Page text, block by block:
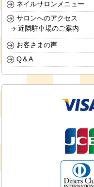
ネイルサロンメニュー
サロンへのアクセス
近隣駐車場のご案内
お客さまの声
Q＆A